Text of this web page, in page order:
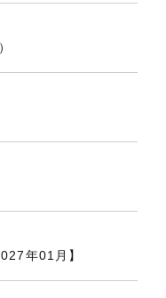
年01月】